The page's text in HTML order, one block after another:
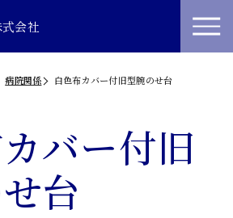
会社
病院関係 白色布カバー付旧型腕のせ台
バー付旧
台